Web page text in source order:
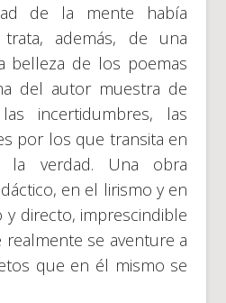
de la mente había
además, de una
belleza de los poemas
del autor muestra de
incertidumbres, las
por los que transita en
la verdad. Una obra
en el lirismo y en
y directo, imprescindible
se aventure a
que en él mismo se